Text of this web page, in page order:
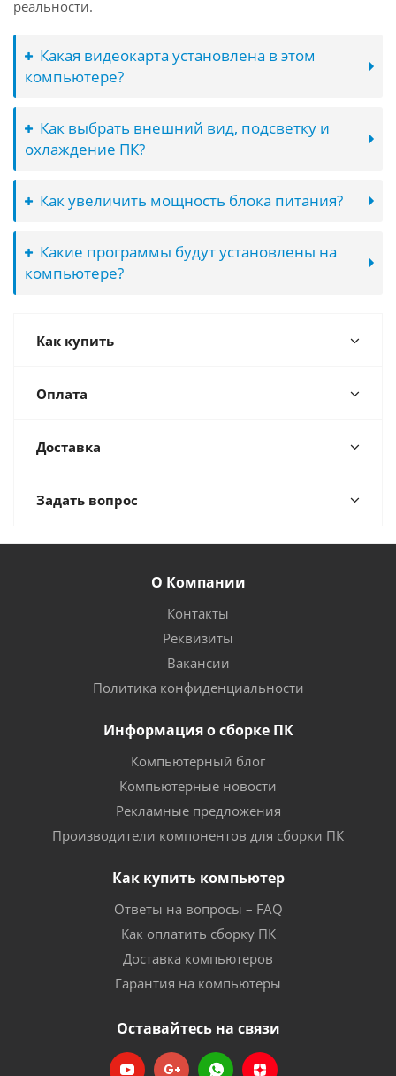
реальности.
Какая видеокарта установлена в этом
компьютере?
Как выбрать внешний вид, подсветку и
охлаждение ПК?
Как увеличить мощность блока питания?
Какие программы будут установлены на
компьютере?
Как купить
Оплата
Доставка
Задать вопрос
О Компании
Контакты
Реквизиты
Вакансии
Политика конфиденциальности
Информация о сборке ПК
Компьютерный блог
Компьютерные новости
Рекламные предложения
Производители компонентов для сборки ПК
Как купить компьютер
Ответы на вопросы – FAQ
Как оплатить сборку ПК
Доставка компьютеров
Гарантия на компьютеры
Оставайтесь на связи